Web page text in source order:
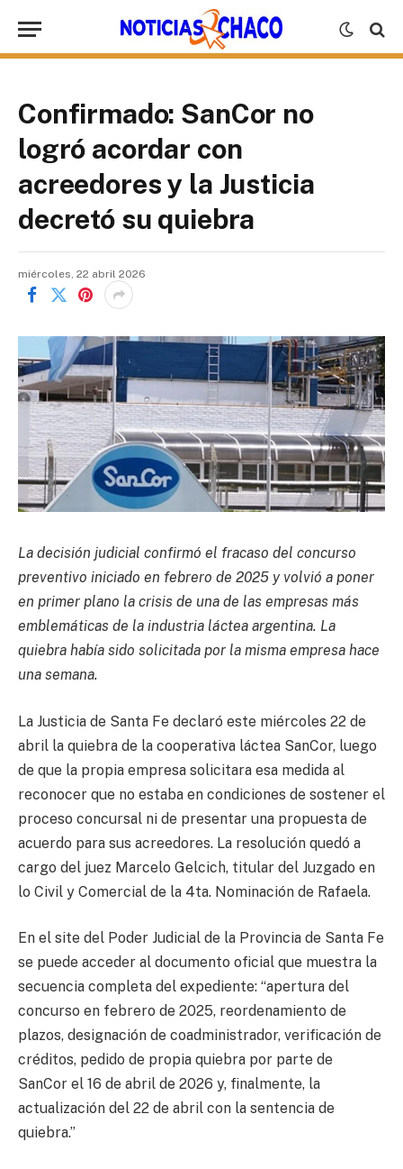
Confirmado: SanCor no
logró acordar con
acreedores y la Justicia
decretó su quiebra
miércoles, 22 abril 2026
La decisión judicial confirmó el fracaso del concurso
preventivo iniciado en febrero de 2025 y volvió a poner
en primer plano la crisis de una de las empresas más
emblemáticas de la industria láctea argentina. La
quiebra había sido solicitada por la misma empresa hace
una semana.
La Justicia de Santa Fe declaró este miércoles 22 de
abril la quiebra de la cooperativa láctea SanCor, luego
de que la propia empresa solicitara esa medida al
reconocer que no estaba en condiciones de sostener el
proceso concursal ni de presentar una propuesta de
acuerdo para sus acreedores. La resolución quedó a
cargo del juez Marcelo Gelcich, titular del Juzgado en
lo Civil y Comercial de la 4ta. Nominación de Rafaela.
En el site del Poder Judicial de la Provincia de Santa Fe
se puede acceder al documento oficial que muestra la
secuencia completa del expediente: “apertura del
concurso en febrero de 2025, reordenamiento de
plazos, designación de coadministrador, verificación de
créditos, pedido de propia quiebra por parte de
SanCor el 16 de abril de 2026 y, finalmente, la
actualización del 22 de abril con la sentencia de
quiebra.”